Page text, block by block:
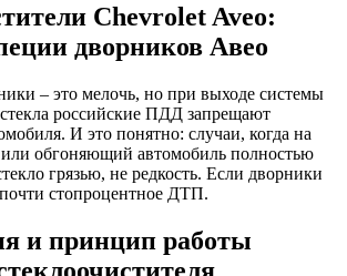
Chevrolet Aveo:
дворников Авео
– это мелочь, но при выходе системы
российские ПДД запрещают
И это понятно: случаи, когда на
или обгоняющий автомобиль полностью
грязью, не редкость. Если дворники
стопроцентное ДТП.
и принцип работы